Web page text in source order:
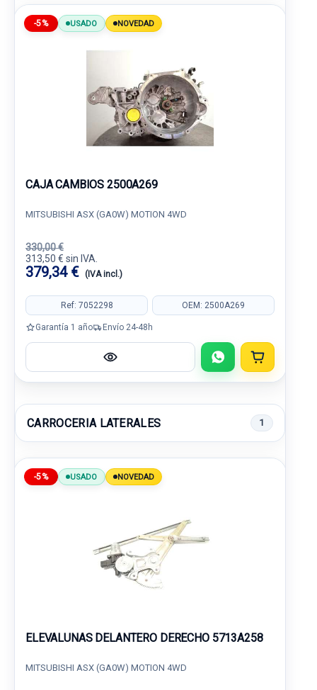
-5% USADO NOVEDAD
CAJA CAMBIOS 2500A269
MITSUBISHI ASX (GA0W) MOTION 4WD
330,00 €
313,50 € sin IVA.
379,34 € (IVA incl.)
Ref: 7052298 OEM: 2500A269
Garantía 1 año Envío 24-48h
CARROCERIA LATERALES 1
-5% USADO NOVEDAD
ELEVALUNAS DELANTERO DERECHO 5713A258
MITSUBISHI ASX (GA0W) MOTION 4WD